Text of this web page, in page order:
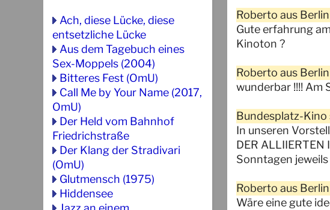
Ach, diese Lücke, diese
entsetzliche Lücke
Aus dem Tagebuch eines
Sex-Moppels (2004)
Bitteres Fest (OmU)
Call Me by Your Name (2017,
OmU)
Der Held vom Bahnhof
Friedrichstraße
Der Klang der Stradivari
(OmU)
Glutmensch (1975)
Hiddensee
Roberto aus
Gute erfahrung
Kinoton ?
Roberto aus
wunderbar !!!! Am
Bundesplatz-Kino
In unseren
DER
Sonntagen
Roberto aus
Wäre eine gute